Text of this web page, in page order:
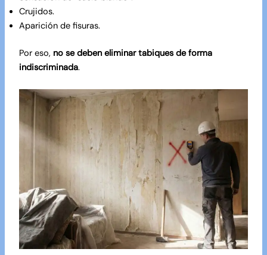
Crujidos.
Aparición de fisuras.
Por eso, no se deben eliminar tabiques de forma
indiscriminada.